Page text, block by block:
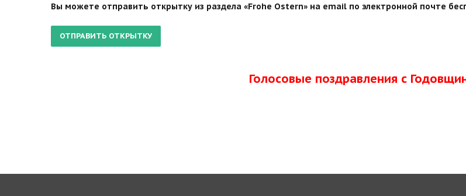
Вы можете отправить открытку из раздела «Frohe Ostern» на email по электронной почте
Голосовые поздравления с